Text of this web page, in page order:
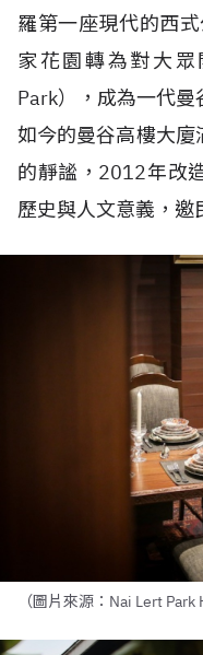
羅第一座現代的西
家花園轉為對大眾
Park），成為一代曼
如今的曼谷高樓大
的靜謐，2012年改
歷史與人文意義，邀
（圖片來源：Nai Lert Park